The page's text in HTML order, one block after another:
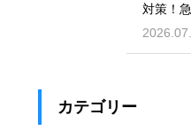
対策！
楽器を
カテゴリー